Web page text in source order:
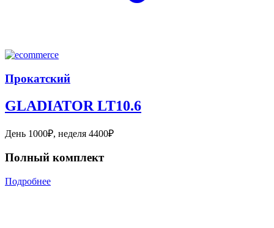
Прокатский
GLADIATOR LT10.6
День 1000₽, неделя 4400₽
Полный комплект
Подробнее